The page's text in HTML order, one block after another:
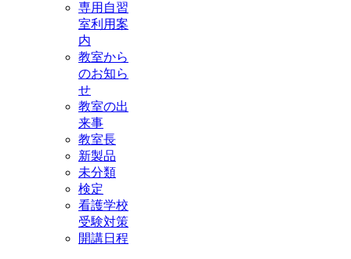
専用自習
室利用案
内
教室から
のお知ら
せ
教室の出
来事
教室長
新製品
未分類
検定
看護学校
受験対策
開講日程